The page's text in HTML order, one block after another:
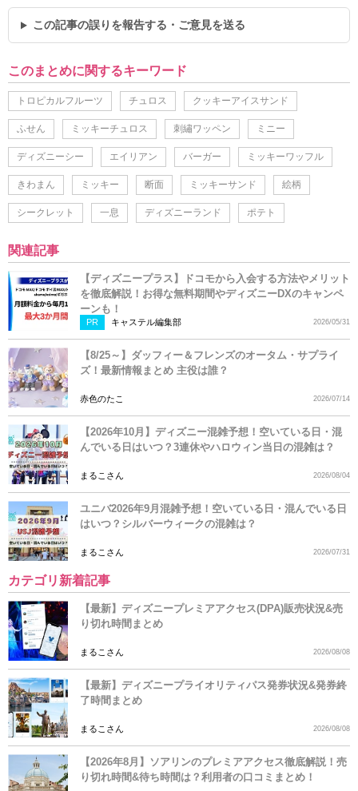
この記事の誤りを報告する・ご意見を送る
このまとめに関するキーワード
トロピカルフルーツ チュロス クッキーアイスサンド
ふせん ミッキーチュロス 刺繡ワッペン ミニー
ディズニーシー エイリアン バーガー ミッキーワッフル
きわまん ミッキー 断面 ミッキーサンド 絵柄
シークレット 一息 ディズニーランド ポテト
関連記事
【ディズニープラス】ドコモから入会する方法やメリット
を徹底解説！お得な無料期間やディズニーDXのキャンペ
ーンも！
PR キャステル編集部 2026/05/31
【8/25～】ダッフィー＆フレンズのオータム・サプライ
ズ！最新情報まとめ 主役は誰？
赤色のたこ 2026/07/14
【2026年10月】ディズニー混雑予想！空いている日・混
んでいる日はいつ？3連休やハロウィン当日の混雑は？
まるこさん 2026/08/04
ユニバ2026年9月混雑予想！空いている日・混んでいる日
はいつ？シルバーウィークの混雑は？
まるこさん 2026/07/31
カテゴリ新着記事
【最新】ディズニープレミアアクセス(DPA)販売状況&売
り切れ時間まとめ
まるこさん 2026/08/08
【最新】ディズニープライオリティパス発券状況&発券終
了時間まとめ
まるこさん 2026/08/08
【2026年8月】ソアリンのプレミアアクセス徹底解説！売
り切れ時間&待ち時間は？利用者の口コミまとめ！